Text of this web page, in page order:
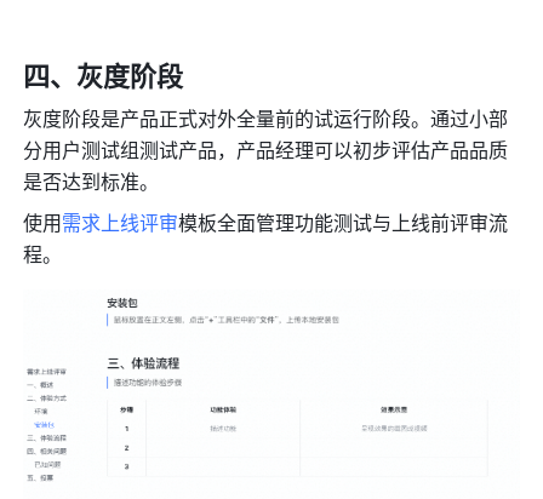
四、灰度阶段
灰度阶段是产品正式对外全量前的试运行阶段。通过小部
分用户测试组测试产品，产品经理可以初步评估产品品质
是否达到标准。
使用需求上线评审模板全面管理功能测试与上线前评审流
程。